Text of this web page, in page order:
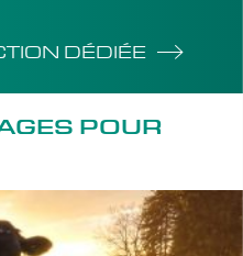
DÉDIÉE
POUR